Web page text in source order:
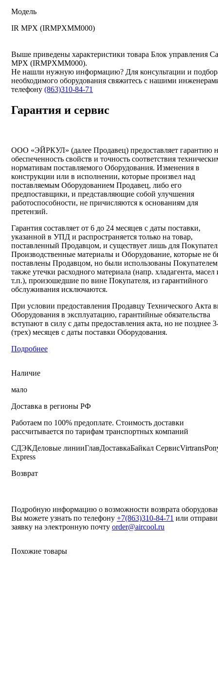
Модель
IR MPX (IRMPXMM000)
Выше приведены характеристики товара Блок управления
MPX (IRMPXMM000).
Не нашли нужную информацию? Для консультации и
необходимого оборудования свяжитесь с нашими
телефону (863)310-84-71
Гарантия и сервис
ООО «ЭЙРКУЛ» (далее Продавец) предоставляет гарантию
обеспеченность свойств и точность соответствия
нормативам поставляемого Оборудования. Изменения в
конструкции или в исполнении, которые произвел над
поставляемым Оборудованием Продавец, либо его
предпоставщики, и представляющие собой улучшения
работоспособности, не причисляются к основаниям для
претензий.
Гарантия составляет от 6 до 24 месяцев с даты поставки,
указанной в УПД и распространяется только на товар,
поставленный Продавцом, и существует лишь для
Производственные материалы и Оборудование, которые не
поставлены Продавцом, но были использованы
также утечки расходного материала (напр. хладагента, масел
т.п.), произошедшие по вине Покупателя, из гарантийного
обслуживания исключаются.
При условии предоставления Продавцу Технического Акта
Оборудования в эксплуатацию, гарантийные обязательства
вступают в силу с даты предоставления акта, но не позднее
(трех) месяцев с даты поставки Оборудования.
Подробнее
Наличие
мало
Доставка в регионы РФ
Работаем по 100% предоплате. Стоимость доставки
рассчитывается по тарифам транспортных компаний
СДЭКДеловые линииГлавДоставкаБайкал СервисVirtrans
Express
Возврат
Подробную информацию о возможности возврата
Вы можете узнать по телефону +7(863)310-84-71 или
заявку на электронную почту order@aircool.ru
Похожие товары